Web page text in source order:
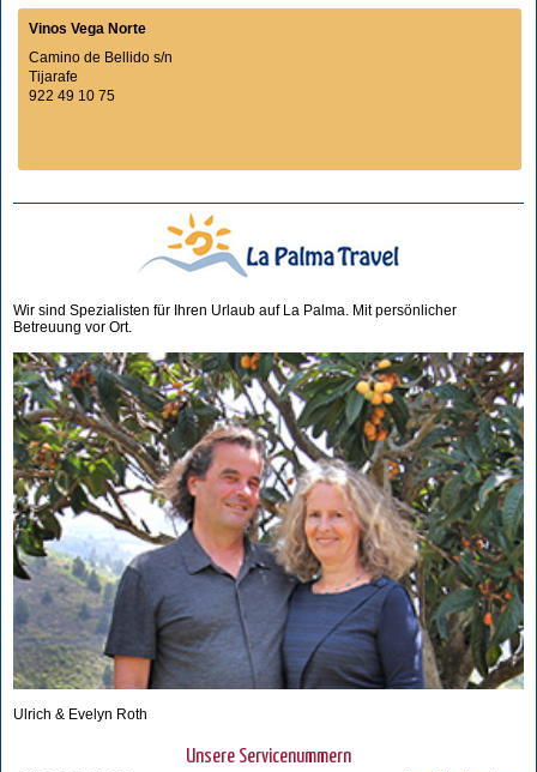
Vinos Vega Norte
Camino de Bellido s/n
Tijarafe
922 49 10 75
Wir sind Spezialisten für Ihren Urlaub auf La Palma. Mit persönlicher
Betreuung vor Ort.
Ulrich & Evelyn Roth
Unsere Servicenummern